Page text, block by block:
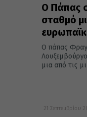
Ο Πάπας
σταθμό
Ο πάπας
μια από τις
21 Σεπτεμβρίου